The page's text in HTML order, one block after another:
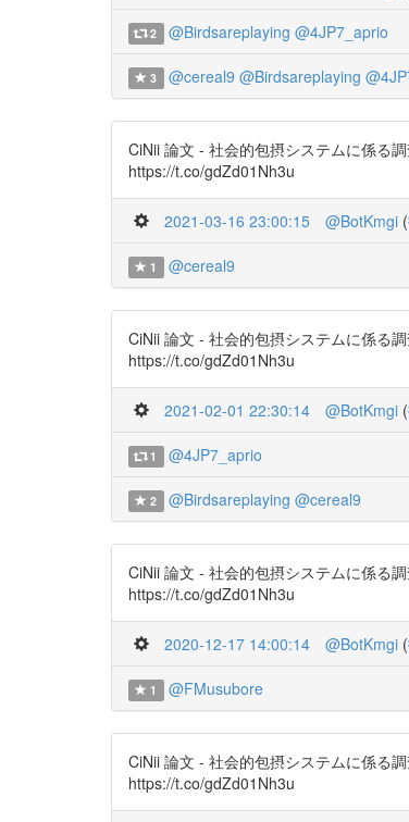
2 @Birdsareplaying @4JP7_aprio
3 @cereal9 @Birdsareplaying
CiNii 論文 - 社会的包摂システムに係る
https://t.co/gdZd01Nh3u
2021-03-16 23:00:15 @BotKmgi (
1 @cereal9
CiNii 論文 - 社会的包摂システムに係る
https://t.co/gdZd01Nh3u
2021-02-01 22:30:14 @BotKmgi (
1 @4JP7_aprio
2 @Birdsareplaying @cereal9
CiNii 論文 - 社会的包摂システムに係る
https://t.co/gdZd01Nh3u
2020-12-17 14:00:14 @BotKmgi (
1 @FMusubore
CiNii 論文 - 社会的包摂システムに係る
https://t.co/gdZd01Nh3u